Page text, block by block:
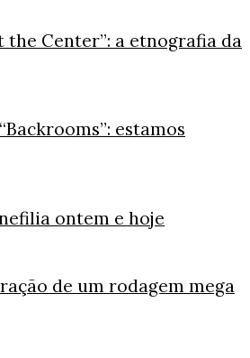
the Center”: a etnografia da
estamos
ontem e hoje
de um rodagem mega